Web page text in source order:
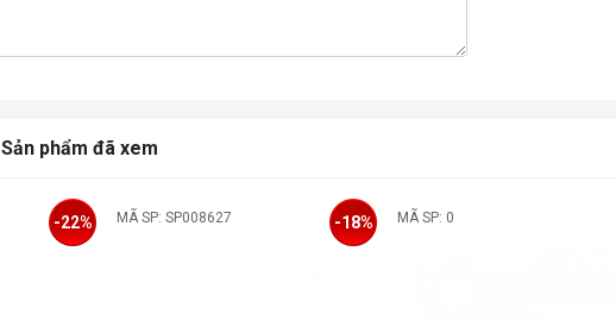
Sản phẩm đã xem
-22% MÃ SP: SP008627 -18% MÃ SP: 0